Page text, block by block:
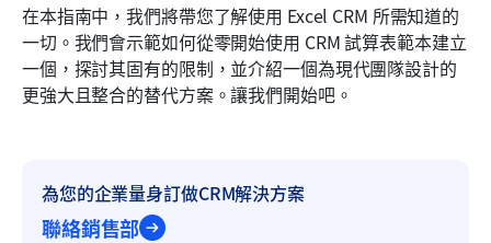
在本指南中，我們將帶您了解使用 Excel CRM 所需知道的
一切。我們會示範如何從零開始使用 CRM 試算表範本建立
一個，探討其固有的限制，並介紹一個為現代團隊設計的
更強大且整合的替代方案。讓我們開始吧。
為您的企業量身訂做CRM解決方案
聯絡銷售部